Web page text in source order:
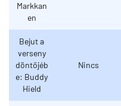
Markkan
en
Bejut a
verseny
döntőjéb
e: Buddy
Hield
Nincs